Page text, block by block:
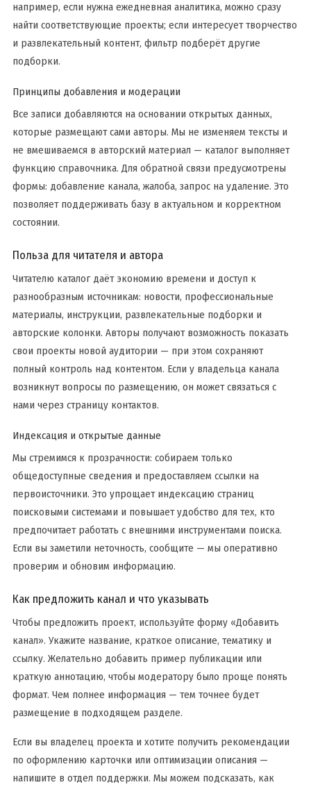
например, если нужна ежедневная аналитика, можно сразу
найти соответствующие проекты; если интересует творчество
и развлекательный контент, фильтр подберёт другие
подборки.
Принципы добавления и модерации
Все записи добавляются на основании открытых данных,
которые размещают сами авторы. Мы не изменяем тексты и
не вмешиваемся в авторский материал — каталог выполняет
функцию справочника. Для обратной связи предусмотрены
формы: добавление канала, жалоба, запрос на удаление. Это
позволяет поддерживать базу в актуальном и корректном
состоянии.
Польза для читателя и автора
Читателю каталог даёт экономию времени и доступ к
разнообразным источникам: новости, профессиональные
материалы, инструкции, развлекательные подборки и
авторские колонки. Авторы получают возможность показать
свои проекты новой аудитории — при этом сохраняют
полный контроль над контентом. Если у владельца канала
возникнут вопросы по размещению, он может связаться с
нами через страницу контактов.
Индексация и открытые данные
Мы стремимся к прозрачности: собираем только
общедоступные сведения и предоставляем ссылки на
первоисточники. Это упрощает индексацию страниц
поисковыми системами и повышает удобство для тех, кто
предпочитает работать с внешними инструментами поиска.
Если вы заметили неточность, сообщите — мы оперативно
проверим и обновим информацию.
Как предложить канал и что указывать
Чтобы предложить проект, используйте форму «Добавить
канал». Укажите название, краткое описание, тематику и
ссылку. Желательно добавить пример публикации или
краткую аннотацию, чтобы модератору было проще понять
формат. Чем полнее информация — тем точнее будет
размещение в подходящем разделе.
Если вы владелец проекта и хотите получить рекомендации
по оформлению карточки или оптимизации описания —
напишите в отдел поддержки. Мы можем подсказать, как